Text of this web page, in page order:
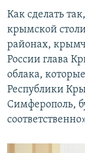
Как сделать
крымской
районах,
России глава
облака,
Республики
Симферополь,